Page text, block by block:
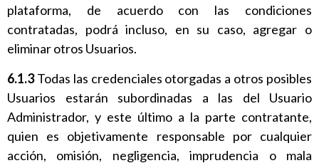
plataforma, de acuerdo con las condiciones
contratadas, podrá incluso, en su caso, agregar o
eliminar otros Usuarios.
6.1.3Todas las credenciales otorgadas a otros posibles
Usuarios estarán subordinadas a las del Usuario
Administrador, y este último a la parte contratante,
quien es objetivamente responsable por cualquier
acción, omisión, negligencia, imprudencia o mala